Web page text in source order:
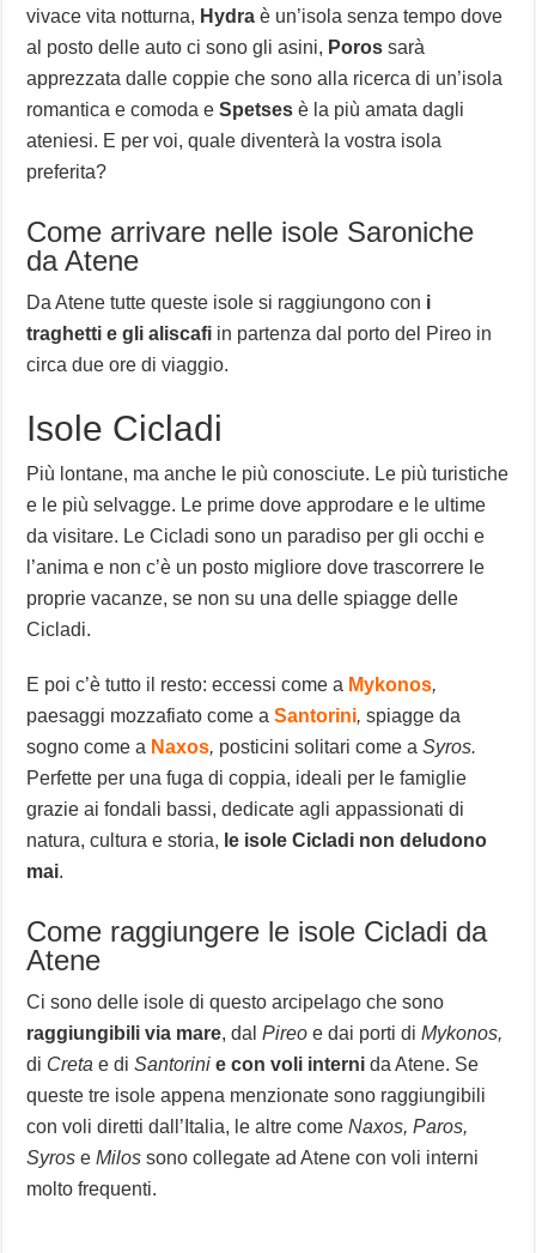
vivace vita notturna, Hydra è un’isola senza tempo dove
al posto delle auto ci sono gli asini, Poros sarà
apprezzata dalle coppie che sono alla ricerca di un’isola
romantica e comoda eSpetses è la più amata dagli
ateniesi. E per voi, quale diventerà la vostra isola
preferita?
Come arrivare nelle isole Saroniche
da Atene
Da Atene tutte queste isole si raggiungono con i
traghetti e gli aliscafi in partenza dal porto del Pireo in
circa due ore di viaggio.
Isole Cicladi
Più lontane, ma anche le più conosciute. Le più turistiche
e le più selvagge. Le prime dove approdare e le ultime
da visitare. Le Cicladi sono un paradiso per gli occhi e
l’anima e non c’è un posto migliore dove trascorrere le
proprie vacanze, se non su una delle spiagge delle
Cicladi.
E poi c’è tutto il resto: eccessi come a Mykonos,
paesaggi mozzafiato come aSantorini, spiagge da
sogno come a Naxos, posticini solitari come aSyros.
Perfette per una fuga di coppia, ideali per le famiglie
grazie ai fondali bassi, dedicate agli appassionati di
natura, cultura e storia, le isole Cicladi non deludono
mai.
Come raggiungere le isole Cicladi da
Atene
Ci sono delle isole di questo arcipelago che sono
raggiungibili via mare, dalPireo e dai porti diMykonos,
di Creta e diSantorini e con voli interni da Atene. Se
queste tre isole appena menzionate sono raggiungibili
con voli diretti dall’Italia, le altre comeNaxos, Paros,
Syros eMilos sono collegate ad Atene con voli interni
molto frequenti.